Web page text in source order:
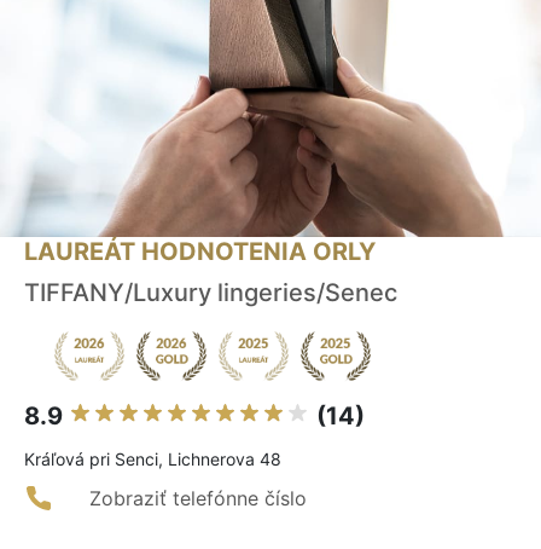
LAUREÁT HODNOTENIA ORLY
TIFFANY/Luxury lingeries/Senec
8.9 (14)
Kráľová pri Senci, Lichnerova 48
Zobraziť telefónne číslo